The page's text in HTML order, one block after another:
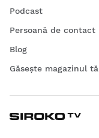
Podcast
Persoană de contact
Blog
Găsește magazinul